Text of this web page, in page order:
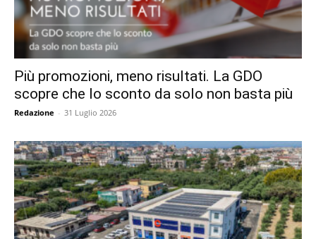
Più promozioni, meno risultati. La GDO
scopre che lo sconto da solo non basta più
Redazione - 31 Luglio 2026